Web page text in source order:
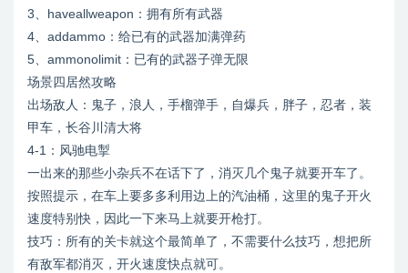
3、haveallweapon：拥有所有武器
4、addammo：给已有的武器加满弹药
5、ammonolimit：已有的武器子弹无限
场景四居然攻略
出场敌人：鬼子，浪人，手榴弹手，自爆兵，胖子，忍者，装
甲车，长谷川清大将
4-1：风驰电掣
一出来的那些小杂兵不在话下了，消灭几个鬼子就要开车了。
按照提示，在车上要多多利用边上的汽油桶，这里的鬼子开火
速度特别快，因此一下来马上就要开枪打。
技巧：所有的关卡就这个最简单了，不需要什么技巧，想把所
有敌军都消灭，开火速度快点就可。